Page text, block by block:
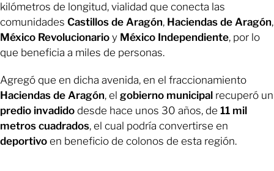
kilómetros de longitud, vialidad que conecta las
comunidades Castillos de Aragón, Haciendas de Aragón,
México Revolucionario y México Independiente, por lo
que beneficia a miles de personas.
Agregó que en dicha avenida, en el fraccionamiento
Haciendas de Aragón, el gobierno municipal recuperó un
predio invadido desde hace unos 30 años, de 11 mil
metros cuadrados, el cual podría convertirse en
deportivo en beneficio de colonos de esta región.